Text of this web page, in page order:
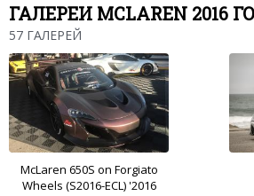
ГАЛЕРЕИ MCLAREN 2016
57 ГАЛЕРЕЙ
McLaren 650S on Forgiato
Wheels (S2016-ECL) '2016